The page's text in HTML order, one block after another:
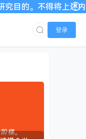
。不得将上述内容
登录